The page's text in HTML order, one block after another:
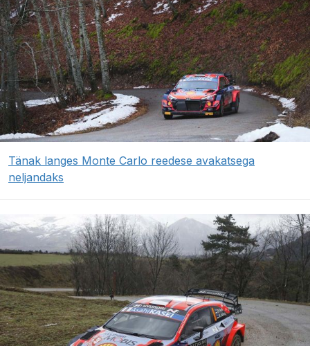
Tänak langes Monte Carlo reedese avakatsega
neljandaks